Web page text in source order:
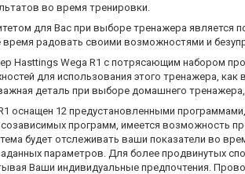
во время тренировки.
для Вас при выборе тренажера является
время радовать своими возможностями и
Hasttings Wega R1 с потрясающим набором
для использования этого тренажера,
деталь при выборе домашнего
оснащен 12 предустановленными
программ, имеется возможность
будет отслеживать ваши показатели во
параметров. Для более продвинутых
Ваши индивидуальные предпочтения.